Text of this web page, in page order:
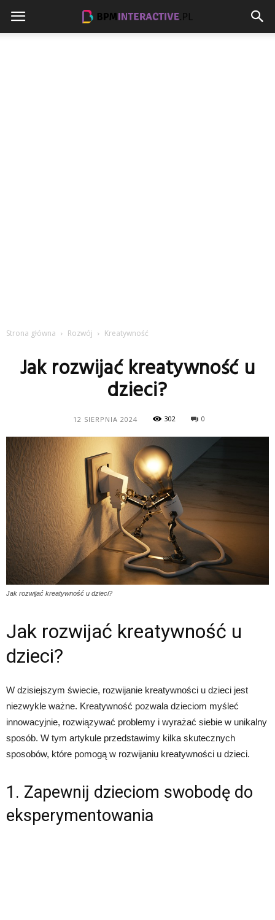
Strona główna Rozwój Kreatywność
Jak rozwijać kreatywność u
dzieci?
12 SIERPNIA 2024 302 0
Jak rozwijać kreatywność u dzieci?
Jak rozwijać kreatywność u
dzieci?
W dzisiejszym świecie, rozwijanie kreatywności u dzieci jest
niezwykle ważne. Kreatywność pozwala dzieciom myśleć
innowacyjnie, rozwiązywać problemy i wyrażać siebie w unikalny
sposób. W tym artykule przedstawimy kilka skutecznych
sposobów, które pomogą w rozwijaniu kreatywności u dzieci.
1. Zapewnij dzieciom swobodę do
eksperymentowania